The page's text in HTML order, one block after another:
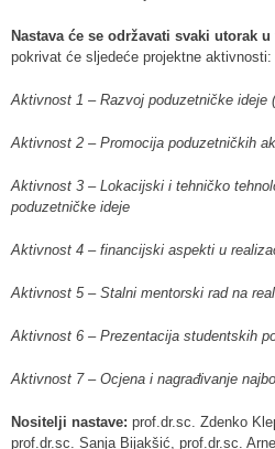
Nastava će se održavati svaki utorak
pokrivat će sljedeće projektne aktivnosti:
Aktivnost 1 – Razvoj poduzetničke ideje
Aktivnost 2 – Promocija poduzetničkih
Aktivnost 3 – Lokacijski i tehničko
poduzetničke ideje
Aktivnost 4 – financijski aspekti u
Aktivnost 5 – Stalni mentorski rad na
Aktivnost 6 – Prezentacija studentskih
Aktivnost 7 – Ocjena i nagrađivanje
Nositelji nastave: prof.dr.sc. Zdenko
prof.dr.sc. Sanja Bijakšić, prof.dr.sc.